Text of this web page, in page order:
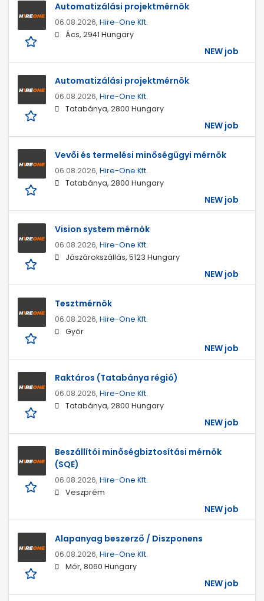
Automatizálási projektmérnök
06.08.2026, Hire-One Kft.
Ács, 2941 Hungary
NEW job
Automatizálási projektmérnök
06.08.2026, Hire-One Kft.
Tatabánya, 2800 Hungary
NEW job
Vevői és termelési minőségügyi mérnök
06.08.2026, Hire-One Kft.
Tatabánya, 2800 Hungary
NEW job
Vision system mérnök
06.08.2026, Hire-One Kft.
Jászárokszállás, 5123 Hungary
NEW job
Tesztmérnök
06.08.2026, Hire-One Kft.
Győr
NEW job
Raktáros (Tatabánya régió)
06.08.2026, Hire-One Kft.
Tatabánya, 2800 Hungary
NEW job
Beszállítói minőségbiztosítási mérnök
(SQE)
06.08.2026, Hire-One Kft.
Veszprém
NEW job
Alapanyag beszerző / Diszponens
06.08.2026, Hire-One Kft.
Mór, 8060 Hungary
NEW job